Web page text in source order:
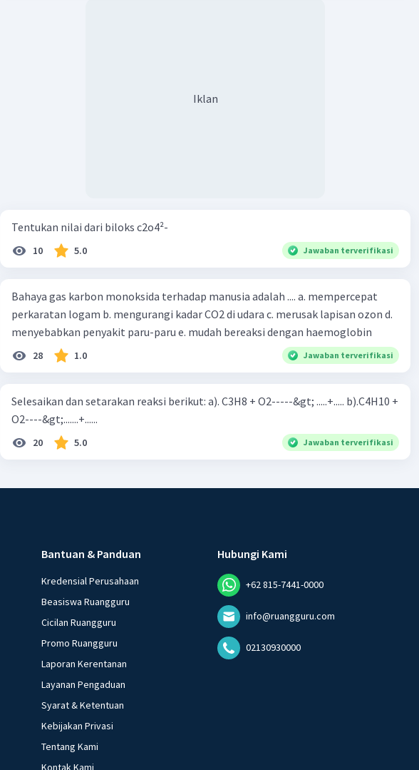
Iklan
Tentukan nilai dari biloks c2o4²-
10 5.0 Jawaban terverifikasi
Bahaya gas karbon monoksida terhadap manusia adalah .... a. mempercepat
perkaratan logam b. mengurangi kadar CO2 di udara c. merusak lapisan ozon d.
menyebabkan penyakit paru-paru e. mudah bereaksi dengan haemoglobin
28 1.0 Jawaban terverifikasi
Selesaikan dan setarakan reaksi berikut: a). C3H8 + O2-----&gt; .....+..... b).C4H10 +
O2----&gt;.......+......
20 5.0 Jawaban terverifikasi
Bantuan & Panduan
Kredensial Perusahaan
Beasiswa Ruangguru
Cicilan Ruangguru
Promo Ruangguru
Laporan Kerentanan
Layanan Pengaduan
Syarat & Ketentuan
Kebijakan Privasi
Tentang Kami
Kontak Kami
Hubungi Kami
+62 815-7441-0000
info@ruangguru.com
02130930000